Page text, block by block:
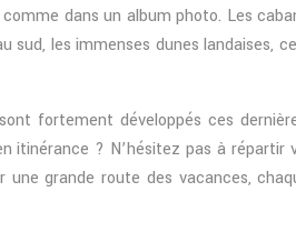
dans un album photo. Les
les immenses dunes
fortement développés ces
itinérance ? N’hésitez pas à
grande route des vacances,